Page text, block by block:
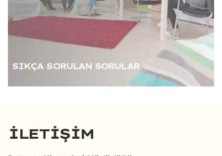
SIKÇA SORULAN SORULAR
İLETİŞİM